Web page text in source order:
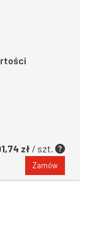
zł / szt.
Zamów